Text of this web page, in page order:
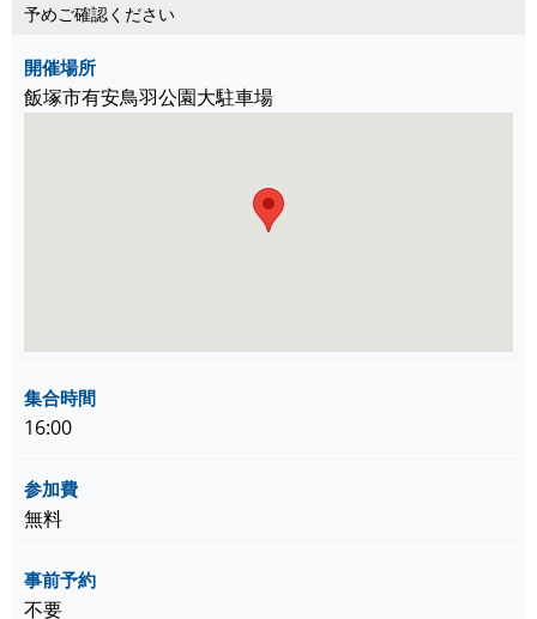
予めご確認ください
開催場所
飯塚市有安鳥羽公園大駐車場
集合時間
16:00
参加費
無料
事前予約
不要